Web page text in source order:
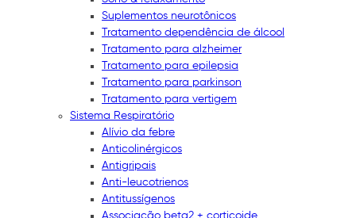
Suplementos neurotônicos
Tratamento dependência de álcool
Tratamento para alzheimer
Tratamento para epilepsia
Tratamento para parkinson
Tratamento para vertigem
Sistema Respiratório
Alívio da febre
Anticolinérgicos
Antigripais
Anti-leucotrienos
Antitussígenos
Associação beta2 + corticoide